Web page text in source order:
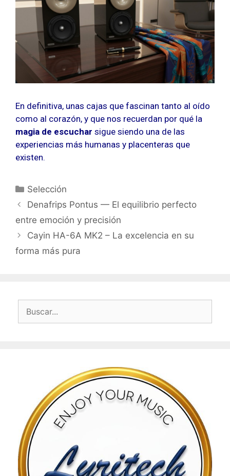
En definitiva, unas cajas que fascinan tanto al oído
como al corazón, y que nos recuerdan por qué la
magia de escuchar sigue siendo una de las
experiencias más humanas y placenteras que
existen.
Categorías
Selección
Denafrips Pontus — El equilibrio perfecto
entre emoción y precisión
Cayin HA-6A MK2 – La excelencia en su
forma más pura